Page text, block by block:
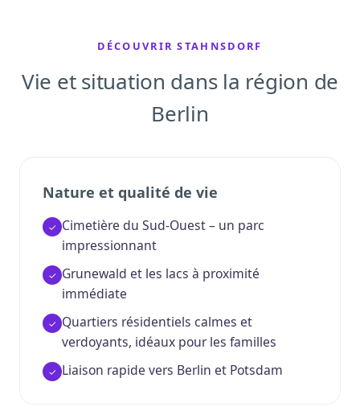
DÉCOUVRIR STAHNSDORF
Vie et situation dans la région de
Berlin
Nature et qualité de vie
Cimetière du Sud-Ouest – un parc
impressionnant
Grunewald et les lacs à proximité
immédiate
Quartiers résidentiels calmes et
verdoyants, idéaux pour les familles
Liaison rapide vers Berlin et Potsdam